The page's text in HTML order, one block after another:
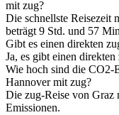
mit zug?
Die schnellste Reisezeit
beträgt 9 Std. und 57
Gibt es einen direkten
Ja, es gibt einen
Wie hoch sind die CO2-
Hannover mit zug?
Die zug-Reise von Graz
Emissionen.